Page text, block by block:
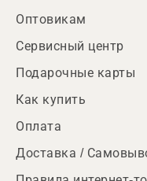
Оптовикам
Сервисный центр
Подарочные карты
Как купить
Оплата
Доставка /